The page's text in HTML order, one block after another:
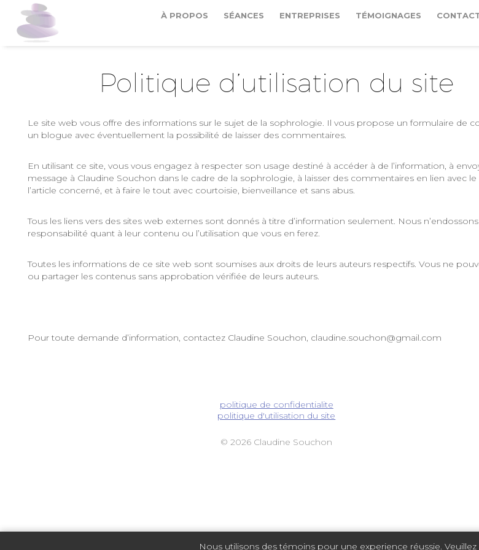
À PROPOS SÉANCES ENTREPRISES TÉMOIGNAGES
Politique d’utilisation du site
Le site web vous offre des informations sur le sujet de la sophrologie. Il vous propose un formulaire de
un blogue avec éventuellement la possibilité de laisser des commentaires.
En utilisant ce site, vous vous engagez à respecter son usage destiné à accéder à de l’information, à
message à Claudine Souchon dans le cadre de la sophrologie, à laisser des commentaires en lien avec le
l’article concerné, et à faire le tout avec courtoisie, bienveillance et sans abus.
Tous les liens vers des sites web externes sont donnés à titre d’information seulement. Nous
responsabilité quant à leur contenu ou l’utilisation que vous en ferez.
Toutes les informations de ce site web sont soumises aux droits de leurs auteurs respectifs. Vous ne
ou partager les contenus sans approbation vérifiée de leurs auteurs.
Pour toute demande d’information, contactez Claudine Souchon, claudine.souchon@gmail.com
politique de confidentialite
politique d'utilisation du site
© 2026 Claudine Souchon
Nous utilisons des témoins pour une experience réussie.